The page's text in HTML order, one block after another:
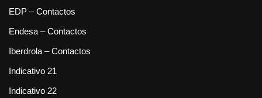
EDP – Contactos
Endesa – Contactos
Iberdrola – Contactos
Indicativo 21
Indicativo 22